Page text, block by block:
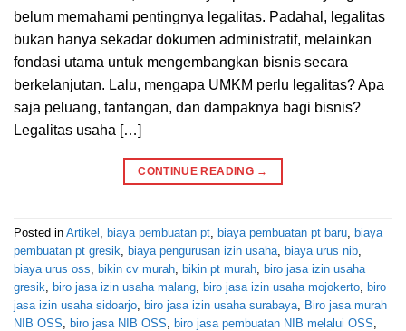
belum memahami pentingnya legalitas. Padahal, legalitas
bukan hanya sekadar dokumen administratif, melainkan
fondasi utama untuk mengembangkan bisnis secara
berkelanjutan. Lalu, mengapa UMKM perlu legalitas? Apa
saja peluang, tantangan, dan dampaknya bagi bisnis?
Legalitas usaha […]
CONTINUE READING →
Posted in Artikel biaya pembuatan pt biaya pembuatan pt baru
biaya
pembuatan pt gresik
biaya pengurusan izin usaha biaya urus nib
biaya urus oss
bikin cv murah bikin pt murah
biro jasa izin usaha
gresik
biro jasa izin usaha malang biro jasa izin usaha mojokerto
biro
jasa izin usaha sidoarjo
biro jasa izin usaha surabaya
Biro jasa murah
NIB OSS
biro jasa NIB OSS biro jasa pembuatan NIB melalui OSS